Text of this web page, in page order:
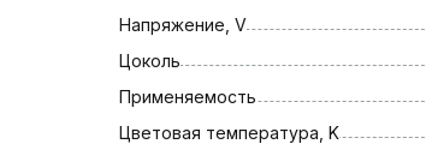
Напряжение, V
Цоколь
Применяемость
Цветовая температура, K